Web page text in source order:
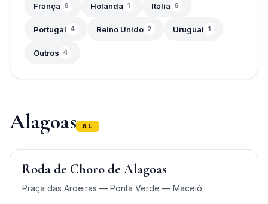
França 6 Holanda 1 Itália 6
Portugal 4 Reino Unido 2 Uruguai 1
Outros 4
Alagoas AL
Roda de Choro de Alagoas
Praça das Aroeiras — Ponta Verde — Maceió